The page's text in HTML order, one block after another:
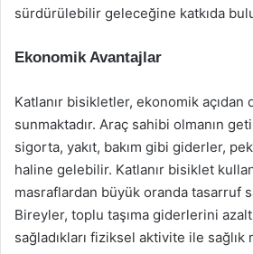
sürdürülebilir geleceğine katkıda
Ekonomik Avantajlar
Katlanır bisikletler, ekonomik açıdan
sunmaktadır. Araç sahibi olmanın
sigorta, yakıt, bakım gibi giderler,
haline gelebilir. Katlanır bisiklet
masraflardan büyük oranda tasarruf
Bireyler, toplu taşıma giderlerini
sağladıkları fiziksel aktivite ile sağlık